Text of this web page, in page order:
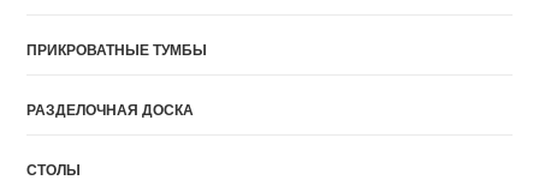
ПРИКРОВАТНЫЕ ТУМБЫ
РАЗДЕЛОЧНАЯ ДОСКА
СТОЛЫ